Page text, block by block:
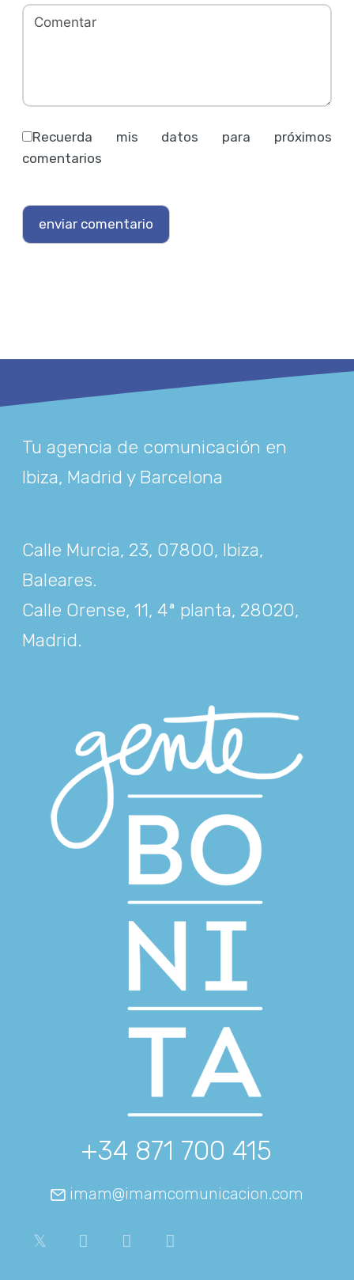
Recuerda mis datos para próximos
comentarios
Tu agencia de comunicación en
Ibiza, Madrid y Barcelona
Calle Murcia, 23, 07800, Ibiza,
Baleares.
Calle Orense, 11, 4ª planta, 28020,
Madrid.
+34 871 700 415
imam@imamcomunicacion.com